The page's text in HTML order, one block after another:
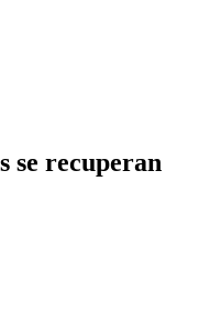
se recuperan